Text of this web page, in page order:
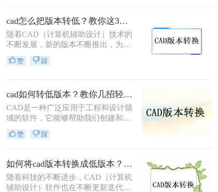
旧版本的软件或不同的环境中打开和
编辑。那么如何将cad版本转换成低版
本呢？本文将为您介绍三种将CAD版
本转换成低版本的实用方法，帮助您
解决版本不兼容的问题。
cad怎么把版本转低？教你这3种简单的转换方法！
随着CAD（计算机辅助设计）技术的
不断发展，新的版本不断推出，为用
户提供了更多功能和优化。然而，有
时我们需要将高版本的CAD文件转换
把版本转低呢？本文将介绍几种将高
版本CAD文件转换为低版本的方法。
赞 踩
cad如何转低版本？教你几招轻松搞定！
CAD是一种广泛应用于工程和设计领
域的软件，它能够帮助我们创建和修
改图形。在使用CAD软件的过程中，
经常会遇到需要将文件转换到低版本
cad如何转低版本呢？本文将详细介绍
CAD转换到低版本的方法和注意事
项。
赞 踩
如何将cad版本转换成低版本？教你三个小妙招轻松搞定！
随着科技的不断进步，CAD（计算机
辅助设计）软件也在不断更新迭代，